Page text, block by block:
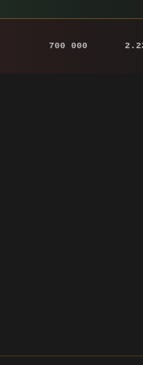
700 000